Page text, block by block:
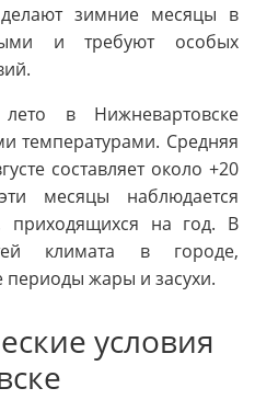
зимние месяцы в
и требуют особых
в Нижневартовске
температурами. Средняя
составляет около +20
месяцы наблюдается
приходящихся на год. В
климата в городе,
жары и засухи.
условия